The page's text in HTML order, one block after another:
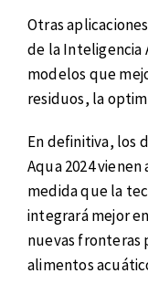
Otras
de la
modelos que
residuos, la
En definitiva, los
Aqua 2024
medida que la
integrará mejor
nuevas fronteras
alimentos